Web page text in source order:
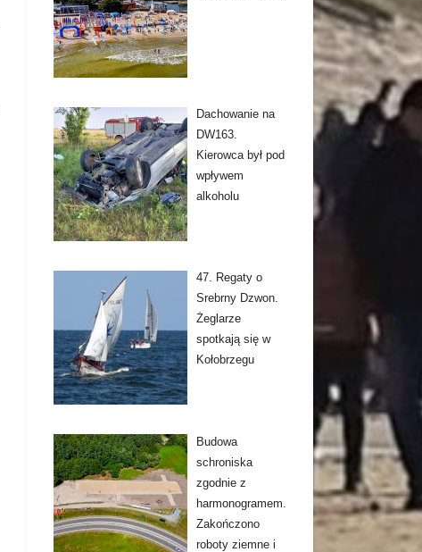
Dachowanie na
DW163.
Kierowca był pod
wpływem
alkoholu
47. Regaty o
Srebrny Dzwon.
Żeglarze
spotkają się w
Kołobrzegu
Budowa
schroniska
zgodnie z
harmonogramem.
Zakończono
roboty ziemne i